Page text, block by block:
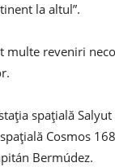
la altul”.
multe reveniri
spațială
Cosmos
Bermúdez.